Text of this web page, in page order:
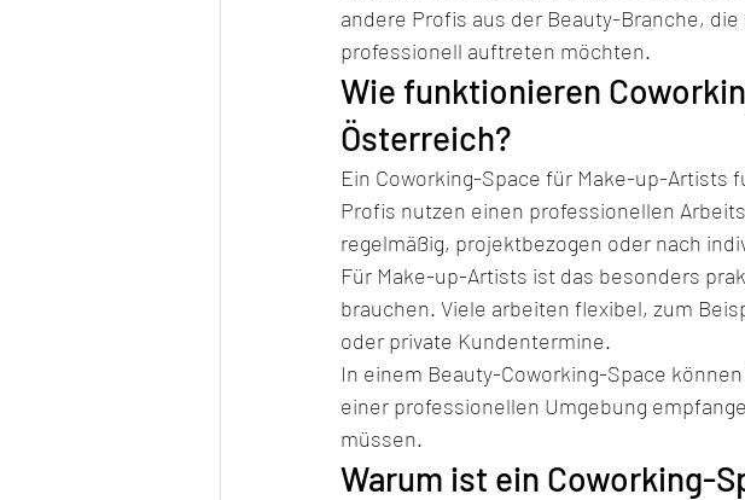
andere Profis aus der Beauty-Branche,
professionell auftreten möchten.
Wie funktionieren
Österreich?
Ein Coworking-Space für Make-up-
Profis nutzen einen professionellen
regelmäßig, projektbezogen oder nach
Für Make-up-Artists ist das besonders
brauchen. Viele arbeiten flexibel, zum
oder private Kundentermine.
In einem Beauty-Coworking-Space
einer professionellen Umgebung
müssen.
Warum ist ein Coworking-